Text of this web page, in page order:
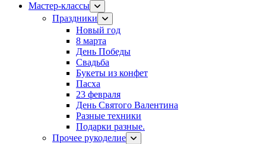
Мастер-классы
Праздники
Новый год
8 марта
День Победы
Свадьба
Букеты из конфет
Пасха
23 февраля
День Святого Валентина
Разные техники
Подарки разные.
Прочее рукоделие